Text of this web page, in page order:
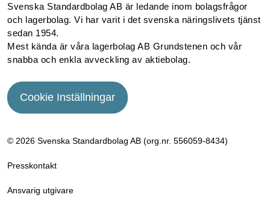
Svenska Standardbolag AB är ledande inom bolagsfrågor
och lagerbolag. Vi har varit i det svenska näringslivets tjänst
sedan 1954.
Mest kända är våra lagerbolag AB Grundstenen och vår
snabba och enkla avveckling av aktiebolag.
Cookie Inställningar
© 2026 Svenska Standardbolag AB (org.nr. 556059­-8434)
Presskontakt
Ansvarig utgivare